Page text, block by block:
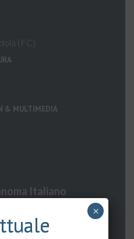
(FC)
& MULTIMEDIA
Italiano
×